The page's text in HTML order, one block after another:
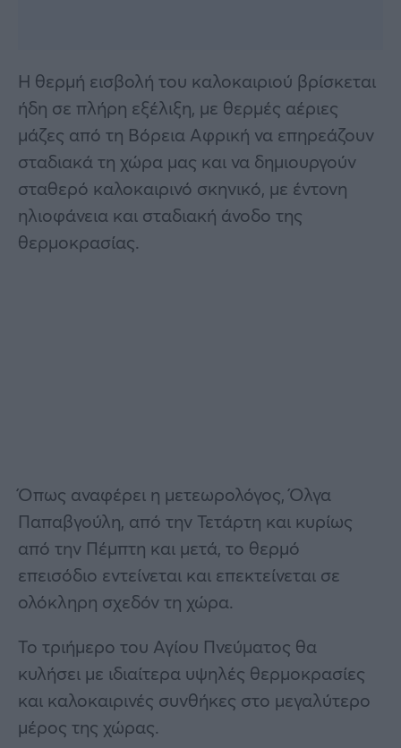
Η θερμή εισβολή του καλοκαιριού βρίσκεται
ήδη σε πλήρη εξέλιξη, με θερμές αέριες
μάζες από τη Βόρεια Αφρική να επηρεάζουν
σταδιακά τη χώρα μας και να δημιουργούν
σταθερό καλοκαιρινό σκηνικό, με έντονη
ηλιοφάνεια και σταδιακή άνοδο της
θερμοκρασίας.
Όπως αναφέρει η μετεωρολόγος, Όλγα
Παπαβγούλη, από την Τετάρτη και κυρίως
από την Πέμπτη και μετά, το θερμό
επεισόδιο εντείνεται και επεκτείνεται σε
ολόκληρη σχεδόν τη χώρα.
Το τριήμερο του Αγίου Πνεύματος θα
κυλήσει με ιδιαίτερα υψηλές θερμοκρασίες
και καλοκαιρινές συνθήκες στο μεγαλύτερο
μέρος της χώρας.